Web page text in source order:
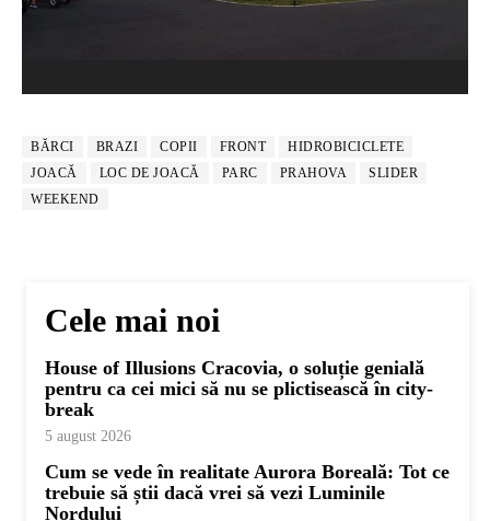
BĂRCI BRAZI COPII FRONT
HIDROBICICLETE
JOACĂ
LOC DE JOACĂ PARC PRAHOVA
SLIDER
WEEKEND
Cele mai noi
House of Illusions Cracovia, o soluție genială
pentru ca cei mici să nu se plictisească în city-
break
5 august 2026
Cum se vede în realitate Aurora Boreală: Tot ce
trebuie să știi dacă vrei să vezi Luminile
Nordului